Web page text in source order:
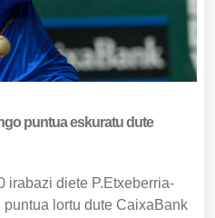
puntua eskuratu dute
irabazi diete P.Etxeberria-
puntua lortu dute CaixaBank